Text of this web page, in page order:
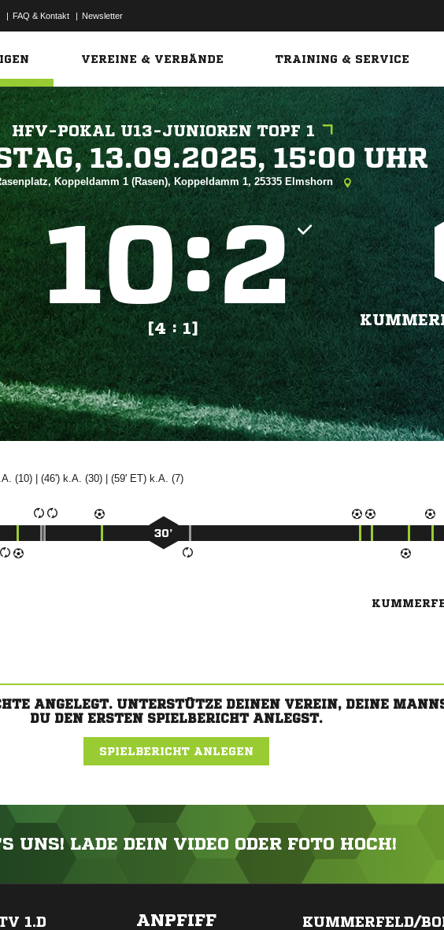
| FAQ & Kontakt | Newsletter
VEREINE & VERBÄNDE TRAINING & SERVICE
HFV-POKAL U13-JUNIOREN TOPF 1
  
Koppeldamm 1 (Rasen), Koppeldamm 1, 25335 Elmshorn
:
[4 : 1]
(10) | (46') k.A. (30) | (59' ET) k.A. (7)
30’
ANGELEGT. UNTERSTÜTZE DEINEN VEREIN, DEINE
DU DEN ERSTEN SPIELBERICHT ANLEGST.
SPIELBERICHT ANLEGEN
UNS! LADE DEIN VIDEO ODER FOTO HOCH!
1.D
ANPFIFF
KUMMERFELD/